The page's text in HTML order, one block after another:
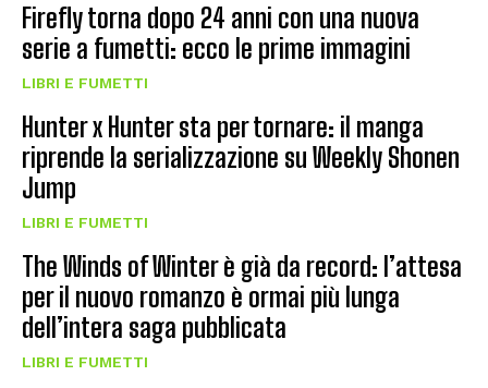
Firefly torna dopo 24 anni con una nuova
serie a fumetti: ecco le prime immagini
LIBRI E FUMETTI
Hunter x Hunter sta per tornare: il manga
riprende la serializzazione su Weekly Shonen
Jump
LIBRI E FUMETTI
The Winds of Winter è già da record: l’attesa
per il nuovo romanzo è ormai più lunga
dell’intera saga pubblicata
LIBRI E FUMETTI